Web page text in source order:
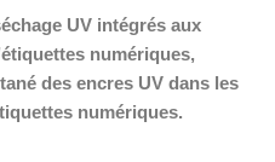
UV intégrés aux
numériques,
des encres UV dans les
numériques.